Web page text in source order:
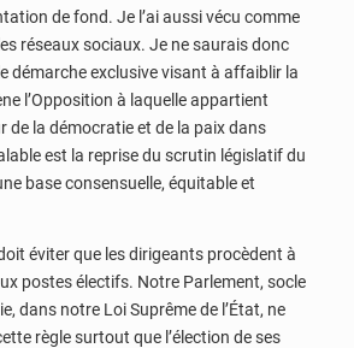
de fond. Je l’ai aussi vécu comme
réseaux sociaux. Je ne saurais donc
démarche exclusive visant à affaiblir la
l’Opposition à laquelle appartient
de la démocratie et de la paix dans
est la reprise du scrutin législatif du
base consensuelle, équitable et
éviter que les dirigeants procèdent à
postes électifs. Notre Parlement, socle
dans notre Loi Suprême de l’État, ne
règle surtout que l’élection de ses